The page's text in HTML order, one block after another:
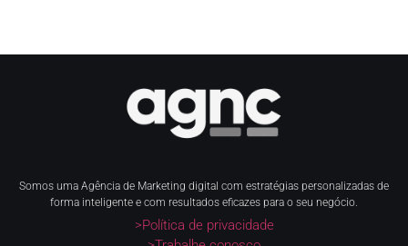
Somos uma Agência de Marketing digital com estratégias personalizadas de
forma inteligente e com resultados eficazes para o seu negócio.
>Política de privacidade